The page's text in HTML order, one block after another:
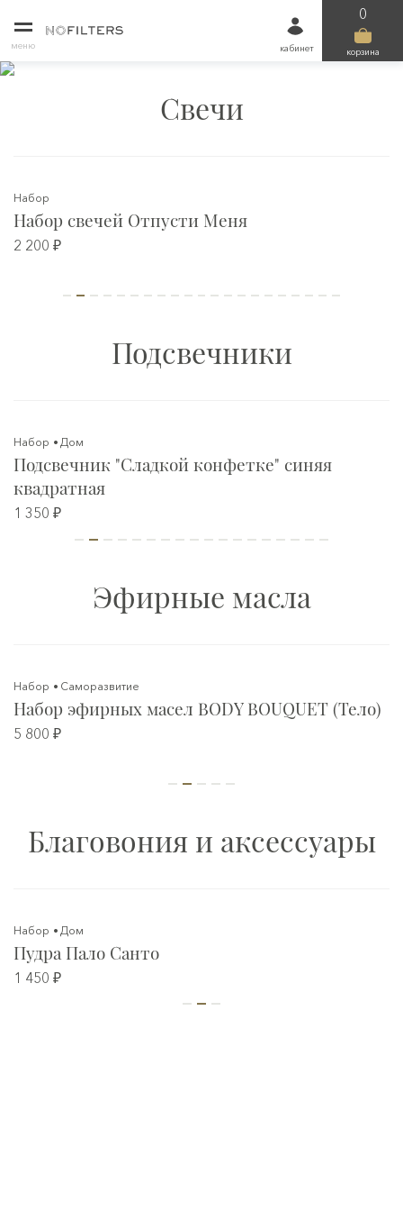
меню кабинет
0
корзина
Свечи
Набор
Набор свечей Отпусти Меня
2 200 ₽
Подсвечники
Набор Дом
Подсвечник "Сладкой конфетке" синяя
квадратная
1 350 ₽
Эфирные масла
Набор Саморазвитие
Набор эфирных масел BODY BOUQUET (Тело)
5 800 ₽
Благовония и аксессуары
Набор Дом
Пудра Пало Санто
1 450 ₽